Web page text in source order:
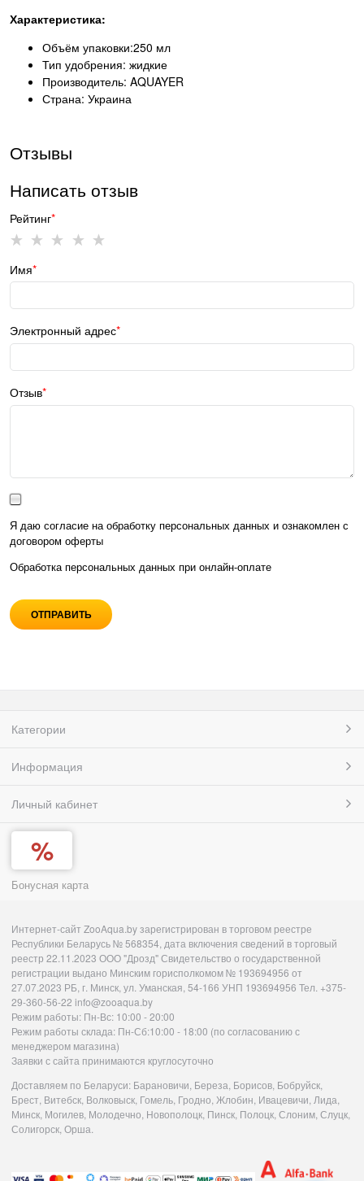
Характеристика:
Объём упаковки:250 мл
Тип удобрения: жидкие
Производитель: AQUAYER
Страна: Украина
Отзывы
Написать отзыв
Рейтинг
Имя
Электронный адрес
Отзыв
Я даю согласие на обработку персональных данных и ознакомлен с
договором оферты
Обработка персональных данных при онлайн-оплате
Категории
Информация
Личный кабинет
Бонусная карта
Интернет-сайт ZooAqua.by зарегистрирован в торговом реестре
Республики Беларусь № 568354, дата включения сведений в торговый
реестр 22.11.2023 ООО "Дрозд" Свидетельство о государственной
регистрации выдано Минским горисполкомом № 193694956 от
27.07.2023 РБ, г. Минск, ул. Уманская, 54-166 УНП 193694956 Тел. +375-
29-360-56-22 info@zooaqua.by
Режим работы: Пн-Вс: 10:00 - 20:00
Режим работы склада: Пн-Сб:10:00 - 18:00 (по согласованию с
менеджером магазина)
Заявки с сайта принимаются круглосуточно
Доставляем по Беларуси: Барановичи, Береза, Борисов, Бобруйск,
Брест, Витебск, Волковыск, Гомель, Гродно, Жлобин, Ивацевичи, Лида,
Минск, Могилев, Молодечно, Новополоцк, Пинск, Полоцк, Слоним, Слуцк,
Солигорск, Орша.